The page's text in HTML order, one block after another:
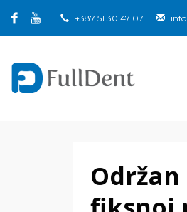
+387 51 30 47 07